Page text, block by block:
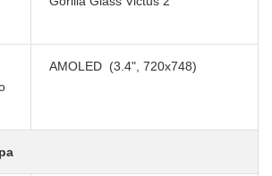
AMOLED (3.4", 720x748)